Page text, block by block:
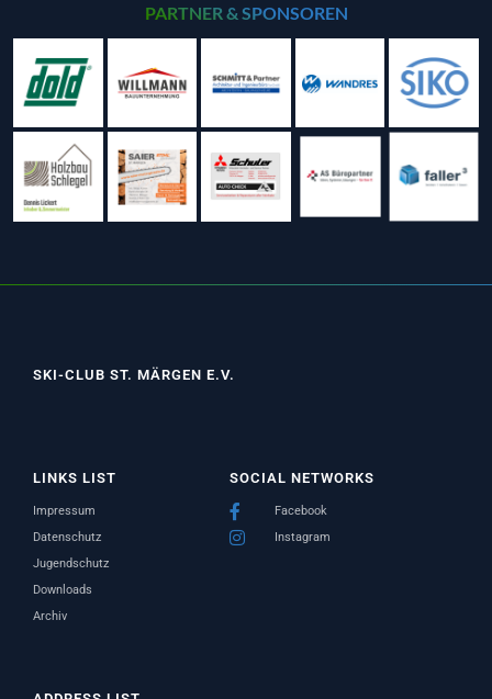
PARTNER & SPONSOREN
SOCIAL NETWORKS
Facebook
Instagram
LINKS LIST
Impressum
Datenschutz
Jugendschutz
Downloads
Archiv
SKI-CLUB ST. MÄRGEN E.V.